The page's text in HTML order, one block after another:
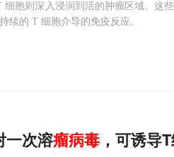
胞则深入浸润到活的肿瘤区域。这
续的 T 细胞介导的免疫反应。
一次溶瘤病毒 ，可诱导